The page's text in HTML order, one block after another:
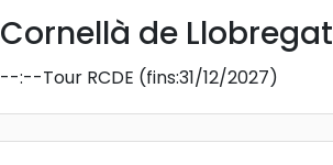
Cornellà de Llobregat
--:--Tour RCDE (fins:31/12/2027)